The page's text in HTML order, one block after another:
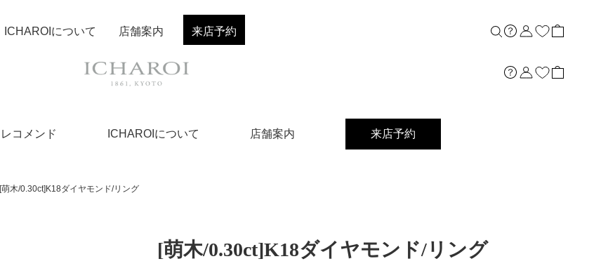
レコメンド ICHAROIについて 店舗案内 来店予約
ICHAROIについて 店舗案内 来店予約
[萌木/0.30ct]K18ダイヤモンド/リング
[萌木/0.30ct]K18ダイヤモンド/リング